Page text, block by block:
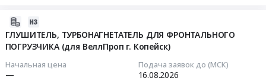
ГЛУШИТЕЛЬ, ТУРБОНАГНЕТАТЕЛЬ ДЛЯ ФРОНТАЛЬНОГО
ПОГРУЗЧИКА (для ВеллПроп г. Копейск)
Начальная цена
—
Подача заявок до (МСК)
16.08.2026